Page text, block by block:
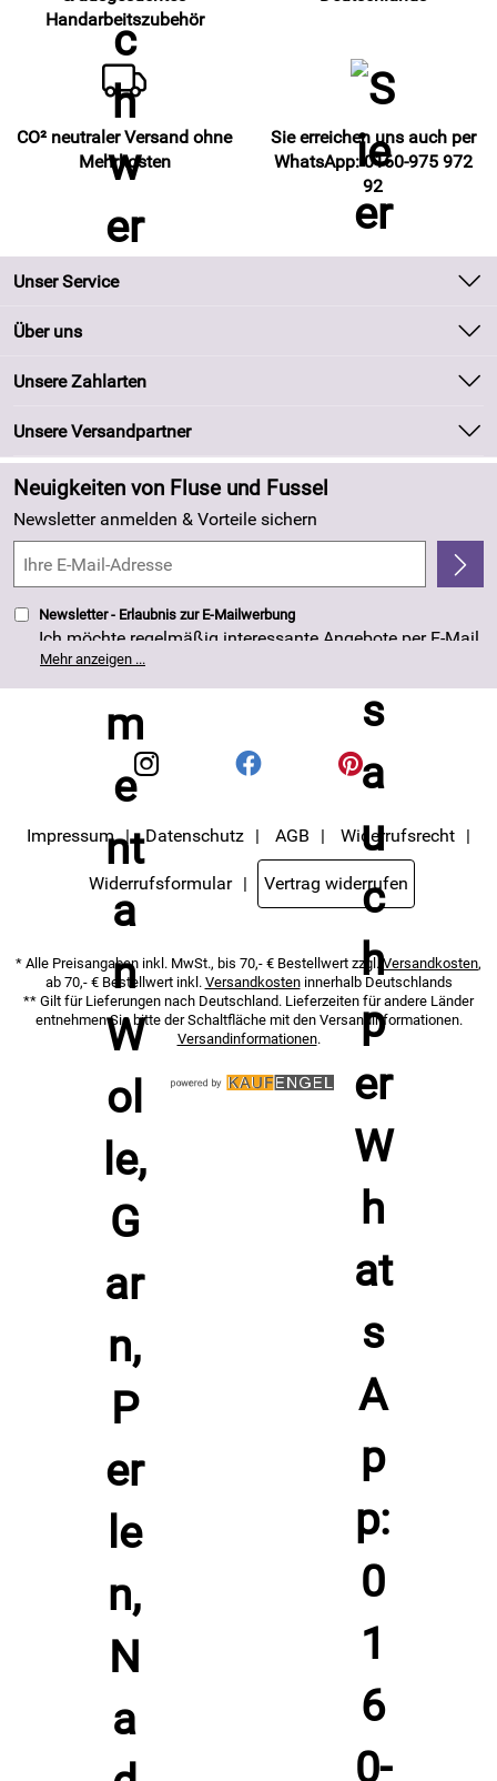
Handarbeitszubehör
CO² neutraler Versand ohne
Mehrkosten
Sie erreichen uns auch per
WhatsApp: 0160-975 972
92
Unser Service
Kontakt
Kundeninformationen
Newsletter
Zahlung und Versand
Kundenlogin
Über uns
Unsere Bestseller
Neu
Angebote
Made in Germany
4,8/5*****
Unsere Zahlarten
Unsere Versandpartner
Neuigkeiten von Fluse und Fussel
Newsletter anmelden & Vorteile sichern
Newsletter - Erlaubnis zur E-Mailwerbung
Ich möchte regelmäßig interessante Angebote per E-Mail
erhalten. Meine E-Mail-Adresse wird nicht an andere
Unternehmen weitergegeben. Die Einwilligung zur
Nutzung meiner E-Mail- Adresse für Werbezwecke kann
Datenschutzerklärung habe ich zur Kenntnis
genommen.
Mehr anzeigen ...
Impressum Datenschutz AGB Widerrufsrecht
Widerrufsformular Vertrag widerrufen
* Alle Preisangaben inkl. MwSt., bis 70,- € Bestellwert zzgl. Versandkosten,
ab 70,- € Bestellwert inkl. Versandkosteninnerhalb Deutschlands
** Gilt für Lieferungen nach Deutschland. Lieferzeiten für andere Länder
entnehmen Sie bitte der Schaltfläche mit den Versandinformationen.
Versandinformationen.